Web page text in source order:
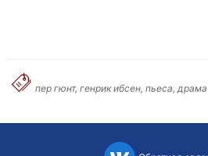
пер гюнт, генрик ибсен, пьеса, драма